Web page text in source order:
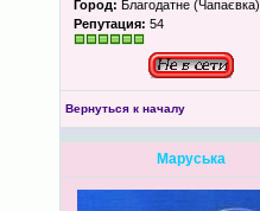
Город: Благодатне (Чапаєвка)
Репутация: 54
Вернуться к началу
Маруська